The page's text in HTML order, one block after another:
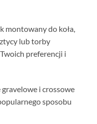
montowany do koła,
lub torby
preferencji i
i crossowe
sposobu